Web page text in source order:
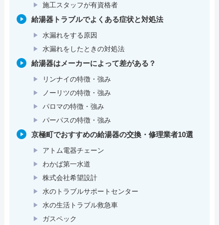
施工スタッフが有資格者
給湯器トラブルでよくある症状と対処法
水漏れをする原因
水漏れをしたときの対処法
給湯器はメーカーによって差がある？
リンナイの特徴・強み
ノーリツの特徴・強み
パロマの特徴・強み
パーパスの特徴・強み
京極町でおすすめの給湯器の交換・修理業者10選
アトム電器チェーン
わかば第一水道
株式会社希望設計
水のトラブルサポートセンター
水の生活トラブル救急車
ガスペック